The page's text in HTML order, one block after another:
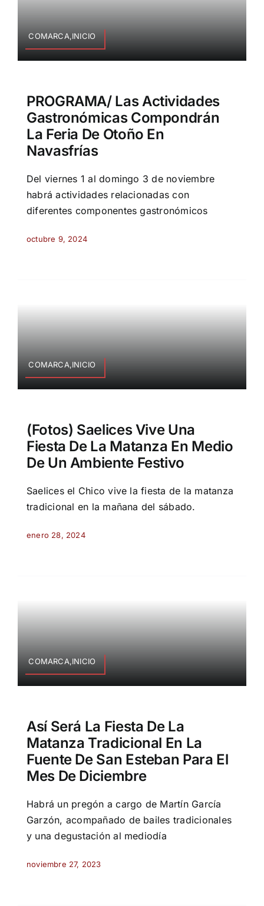
COMARCA,INICIO
PROGRAMA/ Las Actividades
Gastronómicas Compondrán
La Feria De Otoño En
Navasfrías
Del viernes 1 al domingo 3 de noviembre
habrá actividades relacionadas con
diferentes componentes gastronómicos
octubre 9, 2024
COMARCA,INICIO
(Fotos) Saelices Vive Una
Fiesta De La Matanza En Medio
De Un Ambiente Festivo
Saelices el Chico vive la fiesta de la matanza
tradicional en la mañana del sábado.
enero 28, 2024
COMARCA,INICIO
Así Será La Fiesta De La
Matanza Tradicional En La
Fuente De San Esteban Para El
Mes De Diciembre
Habrá un pregón a cargo de Martín García
Garzón, acompañado de bailes tradicionales
y una degustación al mediodía
noviembre 27, 2023